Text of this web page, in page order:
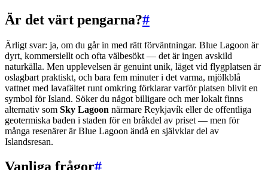
Är det värt pengarna?#
Ärligt svar: ja, om du går in med rätt förväntningar. Blue Lagoon är
dyrt, kommersiellt och ofta välbesökt — det är ingen avskild
naturkälla. Men upplevelsen är genuint unik, läget vid flygplatsen är
oslagbart praktiskt, och bara fem minuter i det varma, mjölkblå
vattnet med lavafältet runt omkring förklarar varför platsen blivit en
symbol för Island. Söker du något billigare och mer lokalt finns
alternativ som Sky Lagoon närmare Reykjavík eller de offentliga
geotermiska baden i staden för en bråkdel av priset — men för
många resenärer är Blue Lagoon ändå en självklar del av
Islandsresan.
Vanliga frågor#